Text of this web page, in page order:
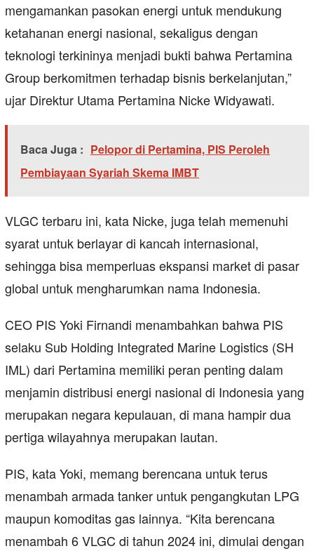
mengamankan pasokan energi untuk mendukung
ketahanan energi nasional, sekaligus dengan
teknologi terkininya menjadi bukti bahwa Pertamina
Group berkomitmen terhadap bisnis berkelanjutan,”
ujar Direktur Utama Pertamina Nicke Widyawati.
Baca Juga : Pelopor di Pertamina, PIS Peroleh
Pembiayaan Syariah Skema IMBT
VLGC terbaru ini, kata Nicke, juga telah memenuhi
syarat untuk berlayar di kancah internasional,
sehingga bisa memperluas ekspansi market di pasar
global untuk mengharumkan nama Indonesia.
CEO PIS Yoki Firnandi menambahkan bahwa PIS
selaku Sub Holding Integrated Marine Logistics (SH
IML) dari Pertamina memiliki peran penting dalam
menjamin distribusi energi nasional di Indonesia yang
merupakan negara kepulauan, di mana hampir dua
pertiga wilayahnya merupakan lautan.
PIS, kata Yoki, memang berencana untuk terus
menambah armada tanker untuk pengangkutan LPG
maupun komoditas gas lainnya. “Kita berencana
menambah 6 VLGC di tahun 2024 ini, dimulai dengan